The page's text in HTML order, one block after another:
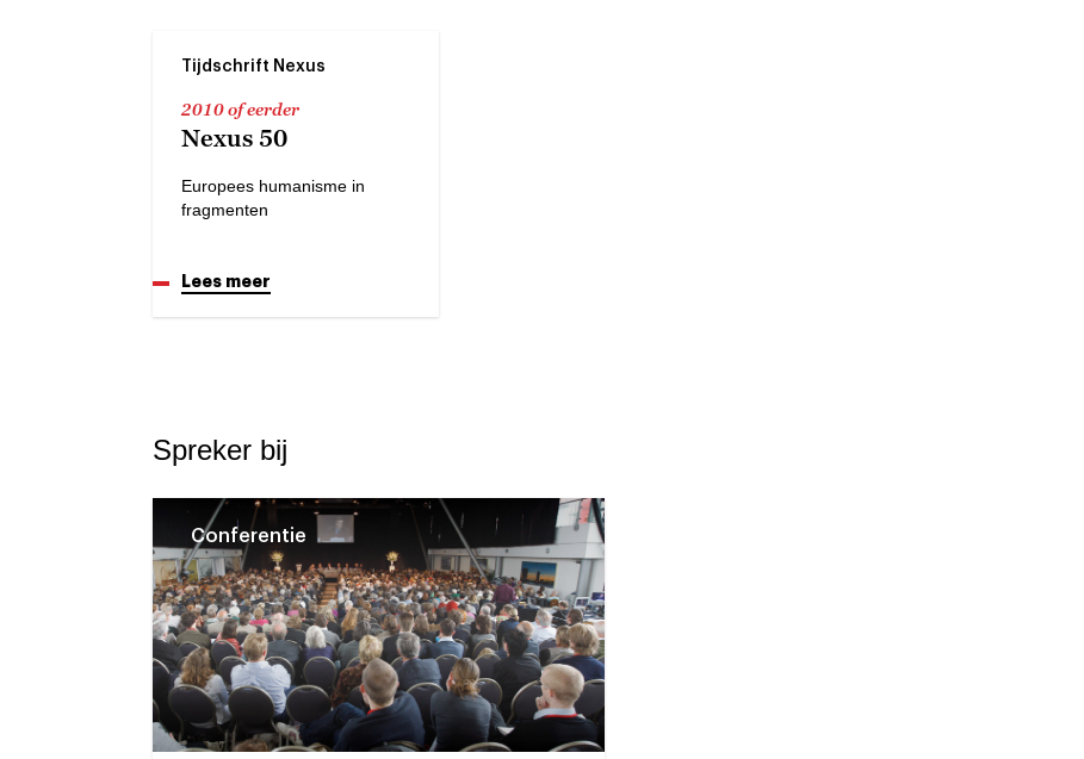
Tijdschrift Nexus
2010 of eerder
Nexus 50
Europees humanisme in
fragmenten
Lees meer
Spreker bij
Conferentie